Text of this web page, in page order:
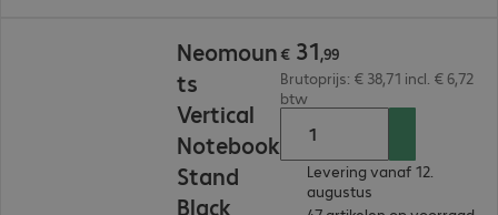
Neomoun
ts
Vertical
Notebook
Stand
Black
€ 31,99
Brutoprijs: € 38,71 incl. € 6,72
btw
Levering vanaf 12.
augustus